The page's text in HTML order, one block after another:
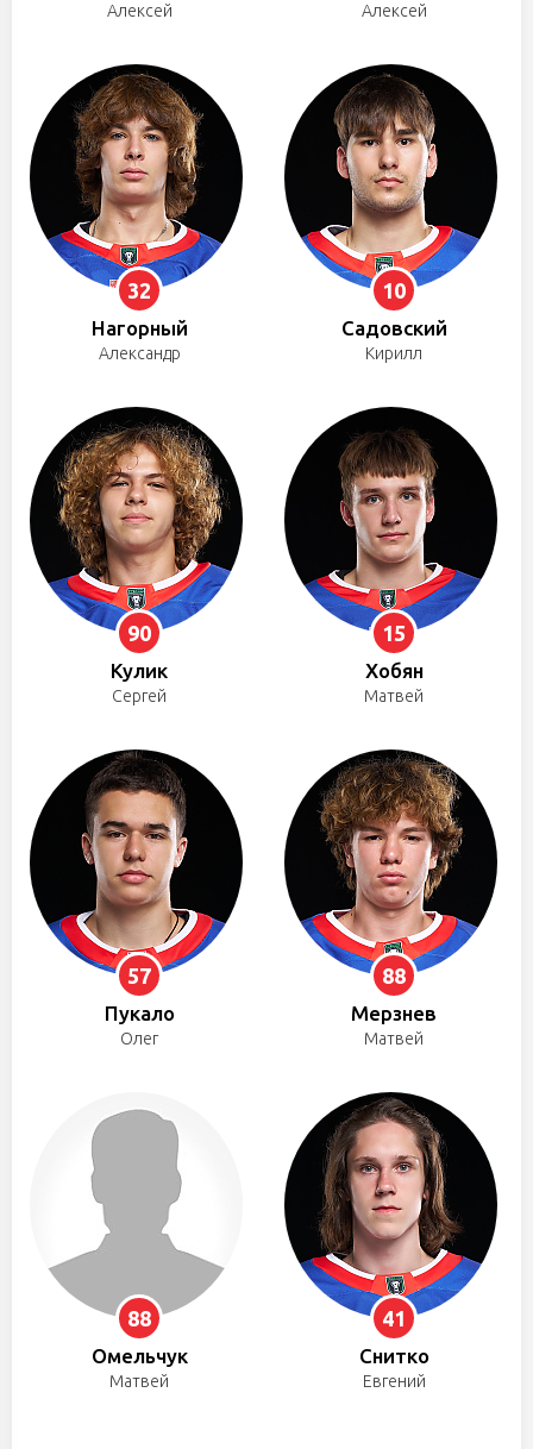
Алексей Алексей
32
Нагорный
Александр
10
Садовский
Кирилл
90
Кулик
Сергей
15
Хобян
Матвей
57
Пукало
Олег
88
Мерзнев
Матвей
88
Омельчук
Матвей
41
Снитко
Евгений